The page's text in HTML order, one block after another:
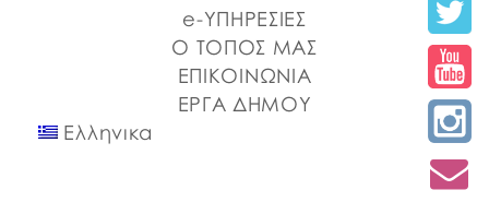
e-ΥΠΗΡΕΣΙΕΣ
Ο ΤΟΠΟΣ ΜΑΣ
ΕΠΙΚΟΙΝΩΝΙΑ
ΕΡΓΑ ΔΗΜΟΥ
Ελληνικα